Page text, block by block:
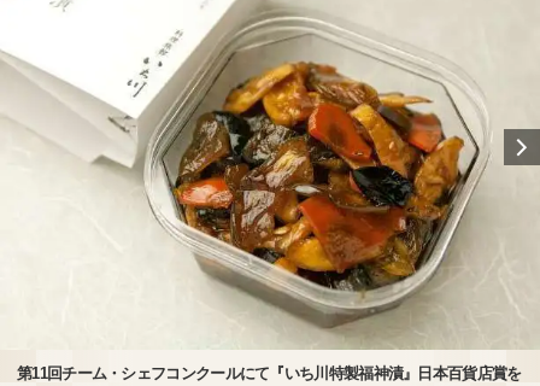
第11回チーム・シェフコンクールにて『いち川特製福神漬』日本百貨店賞を